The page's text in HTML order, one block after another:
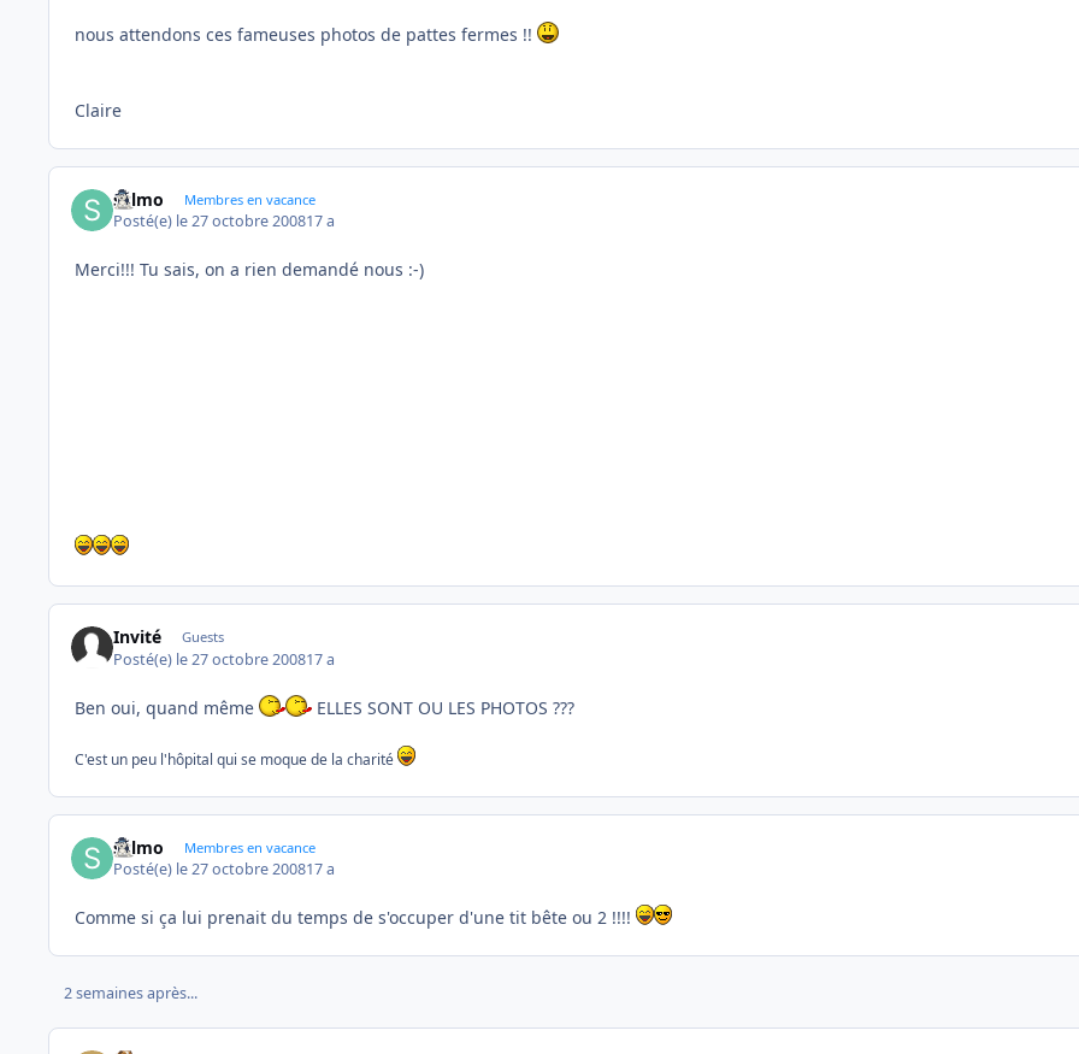
nous attendons ces fameuses photos de pattes fermes !!
Claire
sylmo Membres en vacance
Posté(e) le 27 octobre 200817 a
Merci!!! Tu sais, on a rien demandé nous :-)
Invité Guests
Posté(e) le 27 octobre 200817 a
Ben oui, quand même ELLES SONT OU LES PHOTOS ???
C'est un peu l'hôpital qui se moque de la charité
sylmo Membres en vacance
Posté(e) le 27 octobre 200817 a
Comme si ça lui prenait du temps de s'occuper d'une tit bête ou 2 !!!!
2 semaines après...